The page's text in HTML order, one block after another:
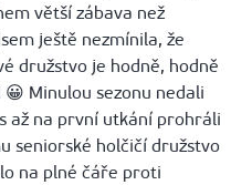
větší zábava než
ještě nezmínila, že
družstvo je hodně, hodně
😀 Minulou sezonu nedali
až na první utkání prohráli
seniorské holčičí družstvo
na plné čáře proti